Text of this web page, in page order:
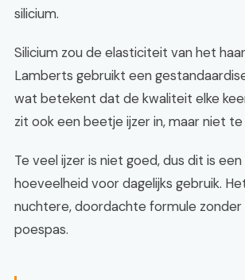
silicium.
Silicium zou de elasticiteit van het
Lamberts gebruikt een
wat betekent dat de kwaliteit elke
zit ook een beetje ijzer in, maar niet te
Te veel ijzer is niet goed, dus dit is een
hoeveelheid voor dagelijks gebruik.
nuchtere, doordachte formule zonder
poespas.